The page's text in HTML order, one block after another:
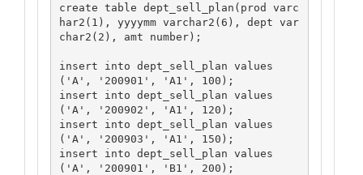
create table dept_sell_plan(prod varc
har2(1), yyyymm varchar2(6), dept var
char2(2), amt number);
insert into dept_sell_plan values
('A', '200901', 'A1', 100);
insert into dept_sell_plan values
('A', '200902', 'A1', 120);
insert into dept_sell_plan values
('A', '200903', 'A1', 150);
insert into dept_sell_plan values
('A', '200901', 'B1', 200);